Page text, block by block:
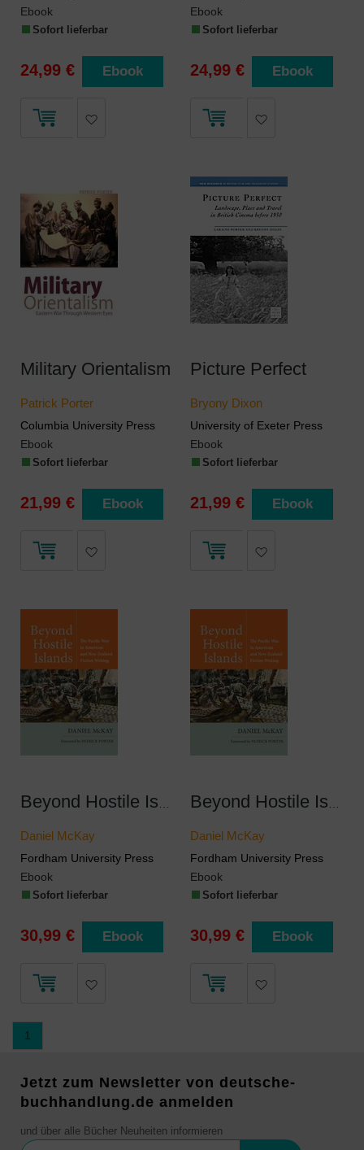
Ebook
Sofort lieferbar
24,99 € Ebook
Ebook
Sofort lieferbar
24,99 € Ebook
Military Orientalism
Patrick Porter
Columbia University Press
Ebook
Sofort lieferbar
21,99 € Ebook
Picture Perfect
Bryony Dixon
University of Exeter Press
Ebook
Sofort lieferbar
21,99 € Ebook
Daniel McKay
Fordham University Press
Ebook
Sofort lieferbar
30,99 € Ebook
Daniel McKay
Fordham University Press
Ebook
Sofort lieferbar
30,99 € Ebook
1
Jetzt zum Newsletter von deutsche-
buchhandlung.de anmelden
und über alle Bücher Neuheiten informieren